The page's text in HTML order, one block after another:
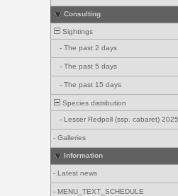
Consulting
Sightings
- The past 2 days
- The past 5 days
- The past 15 days
Species distribution
- Lesser Redpoll (ssp. cabaret) 2025
- Galleries
Information
- Latest news
- MENU_TEXT_SCHEDULE